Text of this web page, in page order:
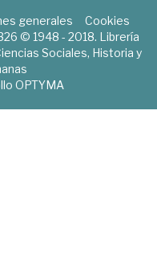
generales
Cookies
© 1948 - 2018. Librería
Sociales, Historia y
OPTYMA